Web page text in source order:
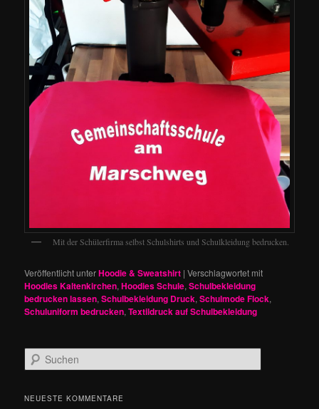
Mit der Schülerfirma selbst Schulshirts und Schulkleidung bedrucken.
Veröffentlicht unterHoodie & Sweatshirt |Verschlagwortet mit
Hoodies Kaltenkirchen,Hoodies Schule,Schulbekleidung
bedrucken lassen,Schulbekleidung Druck,Schulmode Flock,
Schuluniform bedrucken,Textildruck auf Schulbekleidung
u
h
NEUESTE KOMMENTARE